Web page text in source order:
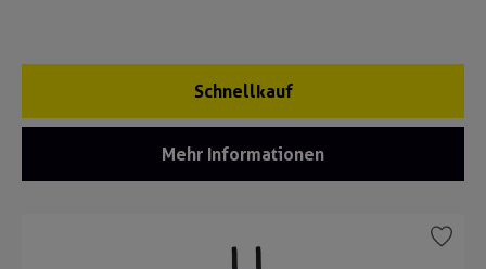
Schnellkauf
Mehr Informationen